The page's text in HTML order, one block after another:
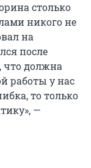
столько
никого не
на
после
что должна
работы у нас
то только
—